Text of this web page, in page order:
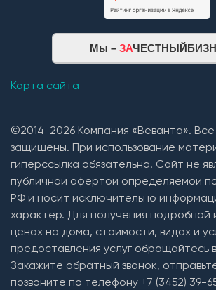
Мы – ЗА
Карта сайта
©2014-2026 Компания «Веванта».
защищены. При использование
гиперссылка обязательна. Сайт не
публичной офертой определяемой
РФ и носит исключительно
характер. Для получения подробной
ценах на дома, стоимости, видах и
предоставления услуг обращайтесь
Закажите обратный звонок, отправьте
позвоните по телефону +7 (3452) 39-